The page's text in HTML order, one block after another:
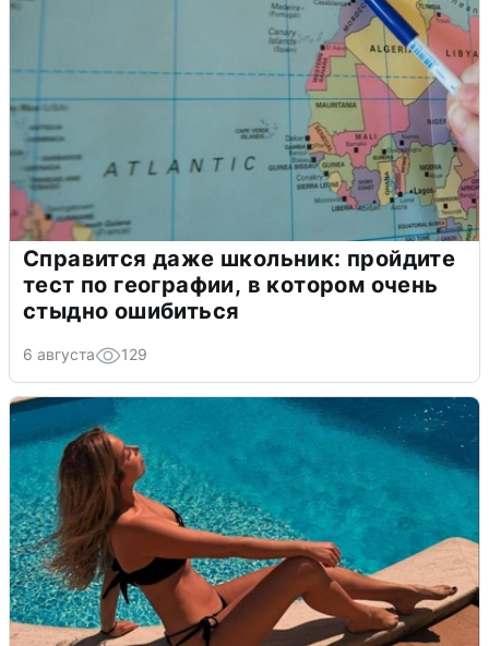
Справится даже школьник: пройдите
тест по географии, в котором очень
стыдно ошибиться
6 августа 129